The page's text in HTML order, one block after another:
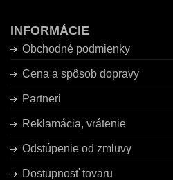
INFORMÁCIE
Obchodné podmienky
Cena a spôsob dopravy
Partneri
Reklamácia, vrátenie
Odstúpenie od zmluvy
Dostupnosť tovaru